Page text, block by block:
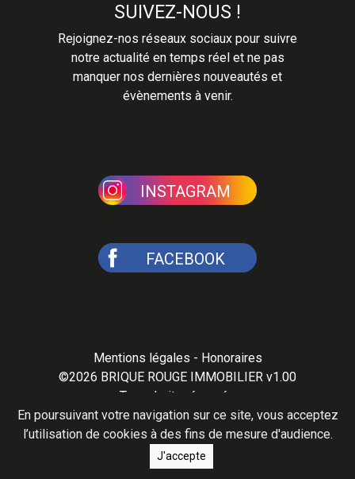
En poursuivant votre navigation sur ce site, vous acceptez
l’utilisation de cookies à des fins de mesure d'audience.
J'accepte
SUIVEZ-NOUS !
Rejoignez-nos réseaux sociaux pour suivre
notre actualité en temps réel et ne pas
manquer nos dernières nouveautés et
évènements à venir.
INSTAGRAM
FACEBOOK
Mentions légales - Honoraires
©2026 BRIQUE ROUGE IMMOBILIER v1.00
Tous droits réservés